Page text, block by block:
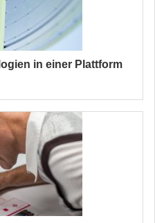
in einer Plattform